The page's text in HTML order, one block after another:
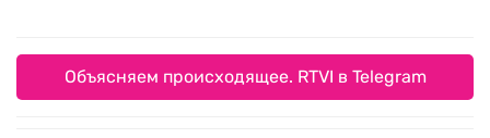
Объясняем происходящее. RTVI в Telegram